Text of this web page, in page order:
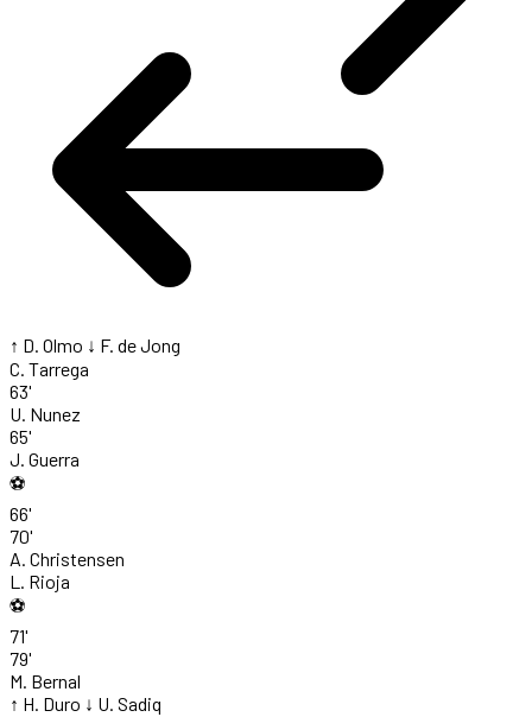
↑ D. Olmo ↓ F. de Jong
C. Tarrega
63'
U. Nunez
65'
J. Guerra
⚽
66'
70'
A. Christensen
L. Rioja
⚽
71'
79'
M. Bernal
↑ H. Duro ↓ U. Sadiq